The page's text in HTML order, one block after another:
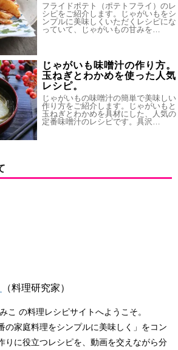
フライドポテト（ポテトフライ）のレ
シピをご紹介します。じゃがいもをシ
ンプルに美味しくいただくレシピにな
っていて、じゃがいもの甘みを…
じゃがいも味噌汁の作り方。
玉ねぎとわかめを使った人気
レシピ。
じゃがいもの味噌汁の簡単で美味しい
作り方をご紹介します。じゃがいもと
玉ねぎとわかめを具材にした、人気の
定番味噌汁のレシピです。具沢…
（料理研究家）
こ の料理レシピサイトへようこそ。
の家庭料理をシンプルに美味しく」をコン
りに役立つレシピを、動画を交えながら分